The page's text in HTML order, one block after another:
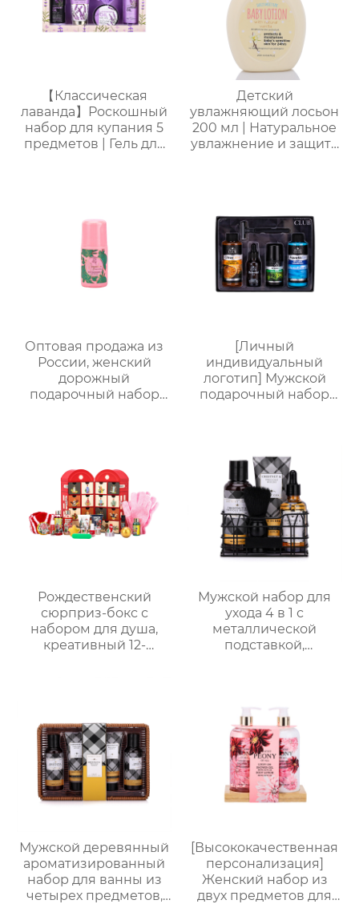
【Классическая
лаванда】Роскошный
набор для купания 5
предметов | Гель для
Расслабление и
стойкий аромат
Детский
увлажняющий лосьон
200 мл | Натуральное
увлажнение и защита
свежесть на весь день
| Летний must-have
без липкости
Оптовая продажа из
России, женский
дорожный
подарочный набор
+ соль для ванн),
портативная сумка из
ПВХ, доступен OEM-
производитель
[Личный
индивидуальный
логотип] Мужской
подарочный набор
бритва + масло для
бороды + бальзам для
тела), подарочная
коробка для деловых
поездок, подарок на
день рождения и
праздник
Рождественский
сюрприз-бокс с
набором для душа,
креативный 12-
для ухода
Мужской набор для
ухода 4 в 1 с
металлической
подставкой,
Мужской деревянный
ароматизированный
набор для ванны из
четырех предметов,
[Высококачественная
персонализация]
Женский набор из
двух предметов для